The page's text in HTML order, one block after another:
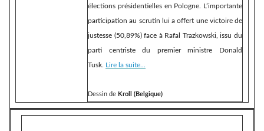
élections présidentielles en Pologne. L’importante
participation au scrutin lui a offert une victoire de
justesse (50,89%) face à Rafal Trazkowski, issu du
parti centriste du premier ministre Donald
Tusk. Lire la suite...
Dessin de Kroll (Belgique)